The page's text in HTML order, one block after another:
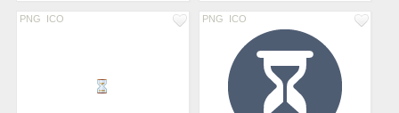
PNG ICO PNG ICO